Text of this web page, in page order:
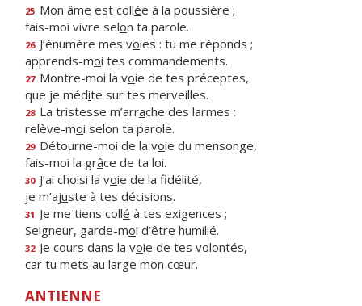
25 Mon âme est collée à la poussière ;
fais-moi vivre selon ta parole.
26 J’énumère mes voies : tu me réponds ;
apprends-moi tes commandements.
27 Montre-moi la voie de tes préceptes,
que je médite sur tes merveilles.
28 La tristesse m’arrache des larmes :
relève-moi selon ta parole.
29 Détourne-moi de la voie du mensonge,
fais-moi la grâce de ta loi.
30 J’ai choisi la voie de la fidélité,
je m’ajuste à tes décisions.
31 Je me tiens collé à tes exigences ;
Seigneur, garde-moi d’être humilié.
32 Je cours dans la voie de tes volontés,
car tu mets au large mon cœur.
ANTIENNE